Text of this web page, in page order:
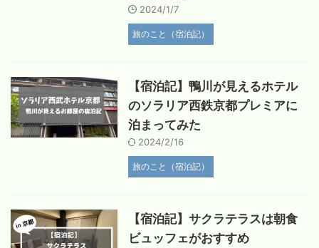
2024/1/7
旅のこと（宿泊記）
【宿泊記】鴨川が見えるホテル
のソラリア西鉄京都プレミアに
泊まってみた
2024/2/16
旅のこと（宿泊記）
【宿泊記】サクラテラスは朝食
ビュッフェがおすすめ